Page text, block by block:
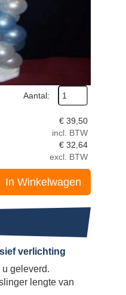
Aantal:
€ 39,50
incl. BTW
€ 32,64
excl. BTW
In Winkelwagen
verlichting
geleverd.
lengte van